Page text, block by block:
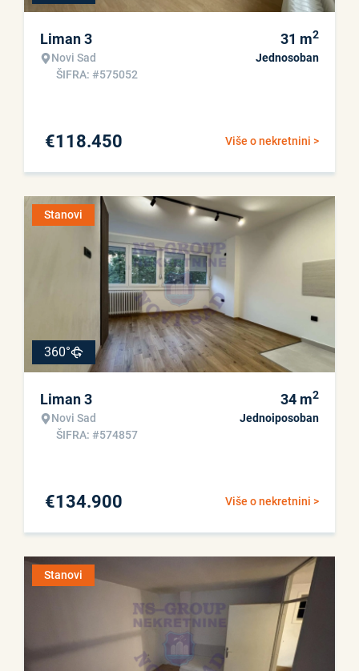
Liman 3
Novi Sad
ŠIFRA: #575052
31 m2
Jednosoban
Više o nekretnini >
€118.450
Stanovi
360°
Liman 3
Novi Sad
ŠIFRA: #574857
34 m2
Jednoiposoban
Više o nekretnini >
€134.900
Stanovi